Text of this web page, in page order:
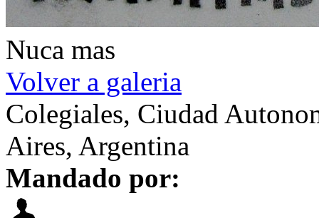
Nuca mas
Volver a galeria
Colegiales, Ciudad
Aires, Argentina
Mandado por: